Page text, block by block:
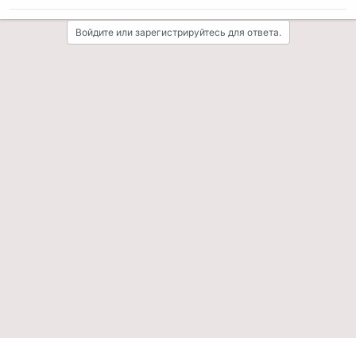
Войдите или зарегистрируйтесь для ответа.